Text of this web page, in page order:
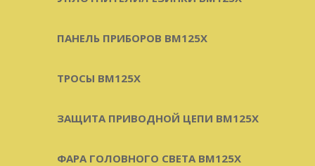
ПАНЕЛЬ ПРИБОРОВ BM125X
ТРОСЫ BM125X
ЗАЩИТА ПРИВОДНОЙ ЦЕПИ BM125X
ФАРА ГОЛОВНОГО СВЕТА BM125X